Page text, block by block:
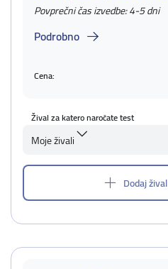
Povprečni čas izvedbe: 4-5 dni
Podrobno
Cena:
Žival za katero naročate test
Moje živali
Dodaj žival